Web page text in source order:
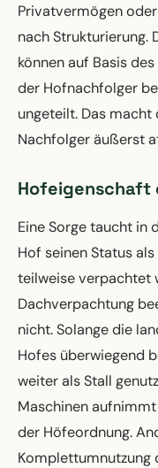
Privatvermögen
nach Strukturierung.
können auf Basis
der Hofnachfolger
ungeteilt. Das macht
Nachfolger äußerst
Hofeigenschaft
Eine Sorge taucht in
Hof seinen Status
teilweise verpachtet
Dachverpachtung
nicht. Solange die
Hofes überwiegend
weiter als Stall
Maschinen
der Höfeordnung.
Komplettumnutzung